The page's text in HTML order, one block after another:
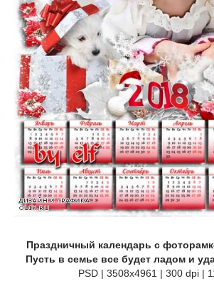
Праздничный календарь с
Пусть в семье все будет ладом и
PSD | 3508х4961 | 300 dpi |